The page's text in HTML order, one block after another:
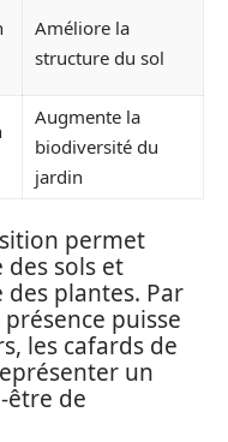
Améliore la
structure du sol
Augmente la
biodiversité du
jardin
permet
des sols et
des plantes. Par
puisse
les cafards de
un
être de